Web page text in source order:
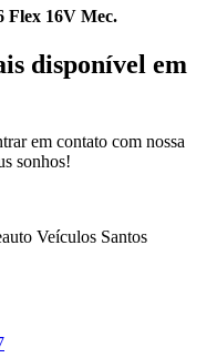
Flex 16V Mec.
disponível em
em contato com nossa
sonhos!
Veículos Santos